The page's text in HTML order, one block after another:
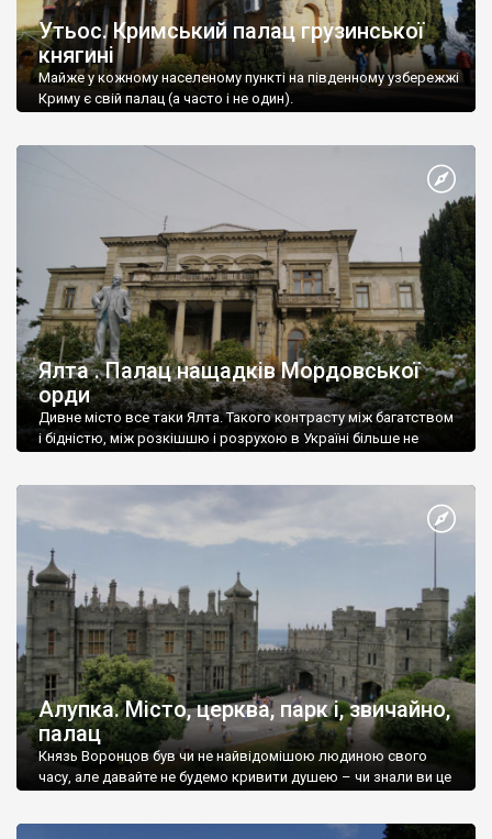
Утьос. Кримський палац грузинської
княгині
Майже у кожному населеному пункті на південному узбережжі
Криму є свій палац (а часто і не один).
Ялта . Палац нащадків Мордовської
орди
Дивне місто все таки Ялта. Такого контрасту між багатством
і бідністю, між розкішшю і розрухою в Україні більше не
Алупка. Місто, церква, парк і, звичайно,
палац
Князь Воронцов був чи не найвідомішою людиною свого
часу, але давайте не будемо кривити душею – чи знали ви це